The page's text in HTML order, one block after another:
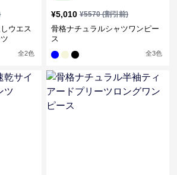
ウエス
全2色
¥5,010 ¥5570(割引前)
骨格ナチュラルシャツワンピー
ス
全3色